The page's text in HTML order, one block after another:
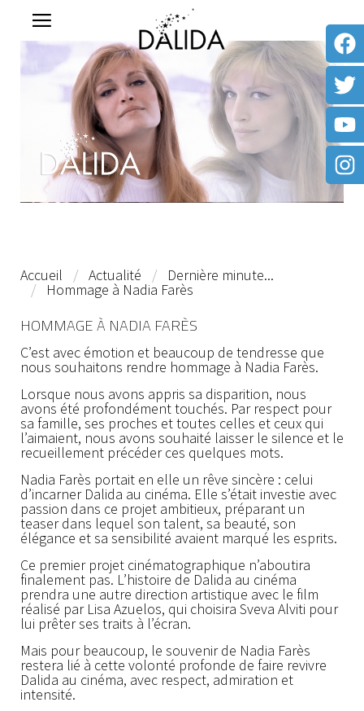
Accueil Actualité Dernière minute...
Hommage à Nadia Farès
HOMMAGE À NADIA FARÈS
C’est avec émotion et beaucoup de tendresse que
nous souhaitons rendre hommage à Nadia Farès.
Lorsque nous avons appris sa disparition, nous
avons été profondément touchés. Par respect pour
sa famille, ses proches et toutes celles et ceux qui
l’aimaient, nous avons souhaité laisser le silence et le
recueillement précéder ces quelques mots.
Nadia Farès portait en elle un rêve sincère : celui
d’incarner Dalida au cinéma. Elle s’était investie avec
passion dans ce projet ambitieux, préparant un
teaser dans lequel son talent, sa beauté, son
élégance et sa sensibilité avaient marqué les esprits.
Ce premier projet cinématographique n’aboutira
finalement pas. L’histoire de Dalida au cinéma
prendra une autre direction artistique avec le film
réalisé par Lisa Azuelos, qui choisira Sveva Alviti pour
lui prêter ses traits à l’écran.
Mais pour beaucoup, le souvenir de Nadia Farès
restera lié à cette volonté profonde de faire revivre
Dalida au cinéma, avec respect, admiration et
intensité.